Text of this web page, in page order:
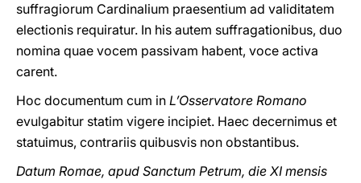
suffragiorum Cardinalium praesentium ad validitatem
electionis requiratur. In his autem suffragationibus, duo
nomina quae vocem passivam habent, voce activa
carent.
Hoc documentum cum in L’Osservatore Romano
evulgabitur statim vigere incipiet. Haec decernimus et
statuimus, contrariis quibusvis non obstantibus.
Datum Romae, apud Sanctum Petrum, die XI mensis